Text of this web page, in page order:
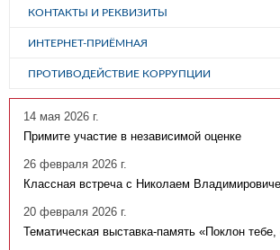
КОНТАКТЫ И РЕКВИЗИТЫ
ИНТЕРНЕТ-ПРИЁМНАЯ
ПРОТИВОДЕЙСТВИЕ КОРРУПЦИИ
14 мая 2026 г.
Примите участие в независимой оценке
26 февраля 2026 г.
Классная встреча с Николаем
20 февраля 2026 г.
Тематическая выставка-память «Поклон